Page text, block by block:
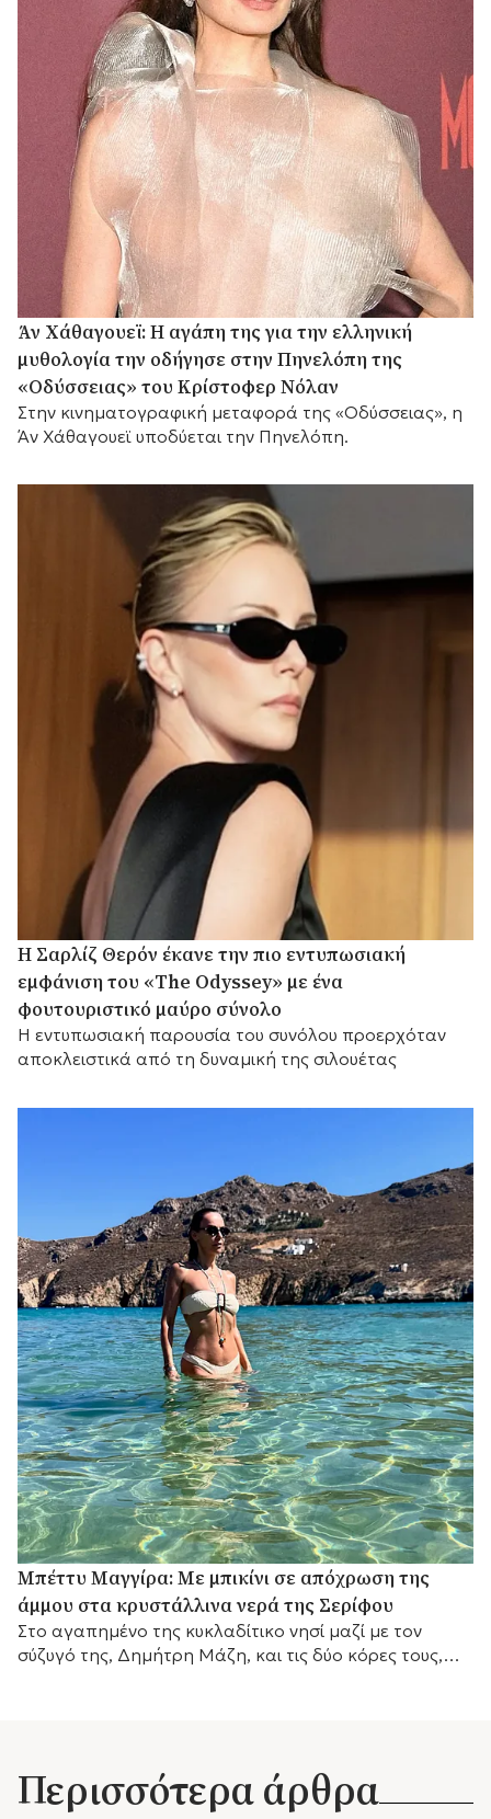
Άν Χάθαγουεϊ: Η αγάπη της για την ελληνική
μυθολογία την οδήγησε στην Πηνελόπη της
«Οδύσσειας» του Κρίστοφερ Νόλαν
Στην κινηματογραφική μεταφορά της «Οδύσσειας», η
Άν Χάθαγουεϊ υποδύεται την Πηνελόπη.
Η Σαρλίζ Θερόν έκανε την πιο εντυπωσιακή
εμφάνιση του «The Odyssey» με ένα
φουτουριστικό μαύρο σύνολο
Η εντυπωσιακή παρουσία του συνόλου προερχόταν
αποκλειστικά από τη δυναμική της σιλουέτας
Μπέττυ Μαγγίρα: Με μπικίνι σε απόχρωση της
άμμου στα κρυστάλλινα νερά της Σερίφου
Στο αγαπημένο της κυκλαδίτικο νησί μαζί με τον
σύζυγό της, Δημήτρη Μάζη, και τις δύο κόρες τους,
Περισσότερα άρθρα